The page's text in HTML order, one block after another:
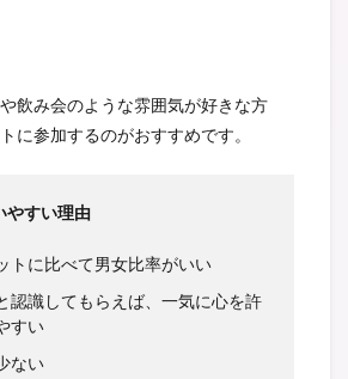
飲み会のような雰囲気が好きな方
に参加するのがおすすめです。
やすい理由
トに比べて男女比率がいい
認識してもらえば、一気に心を許
すい
ない